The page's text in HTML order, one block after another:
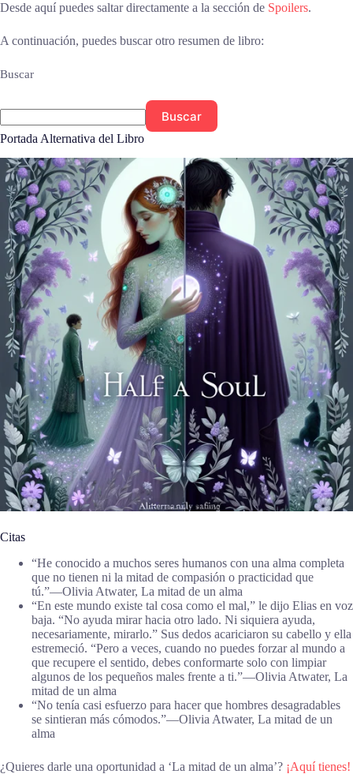
Desde aquí puedes saltar directamente a la sección de Spoilers.
A continuación, puedes buscar otro resumen de libro:
Buscar
Buscar
Portada Alternativa del Libro
Citas
“He conocido a muchos seres humanos con una alma completa
que no tienen ni la mitad de compasión o practicidad que
tú.”―Olivia Atwater, La mitad de un alma
“En este mundo existe tal cosa como el mal,” le dijo Elias en voz
baja. “No ayuda mirar hacia otro lado. Ni siquiera ayuda,
necesariamente, mirarlo.” Sus dedos acariciaron su cabello y ella
estremeció. “Pero a veces, cuando no puedes forzar al mundo a
que recupere el sentido, debes conformarte solo con limpiar
algunos de los pequeños males frente a ti.”―Olivia Atwater, La
mitad de un alma
“No tenía casi esfuerzo para hacer que hombres desagradables
se sintieran más cómodos.”―Olivia Atwater, La mitad de un
alma
¿Quieres darle una oportunidad a ‘La mitad de un alma’? ¡Aquí tienes!